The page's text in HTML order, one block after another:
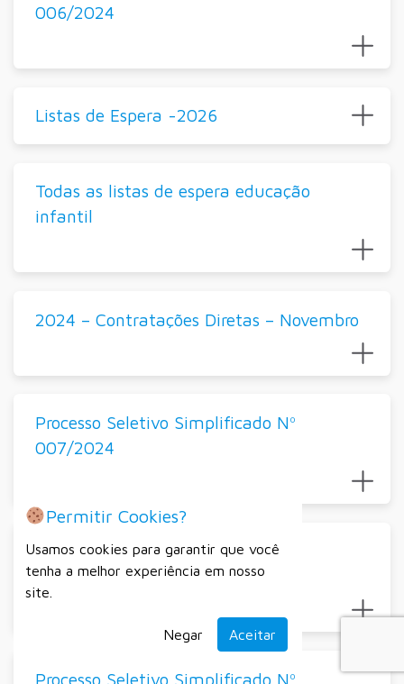
006/2024
Listas de Espera -2026
Todas as listas de espera educação
infantil
2024 – Contratações Diretas – Novembro
Processo Seletivo Simplificado Nº
007/2024
Secretaria Municipal da Indústria,
Comércio e Serviços
Processo Seletivo Simplificado Nº
Permitir Cookies?
Usamos cookies para garantir que você
tenha a melhor experiência em nosso
site.
Negar Aceitar